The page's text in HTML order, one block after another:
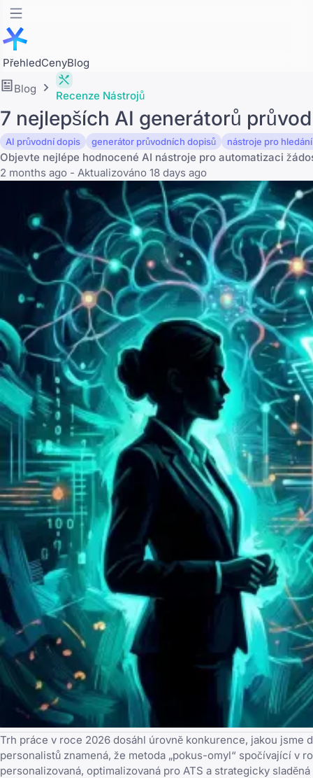
PřehledCenyBlog
Blog
Recenze Nástrojů
7 nejlepších AI generátorů
AI průvodní dopis generátor průvodních dopisů nástroje pro
Objevte nejlépe hodnocené AI nástroje pro automatizaci
2 months ago - Aktualizováno 18 days ago
Trh práce v roce 2026 dosáhl úrovně konkurence, jakou jsme
personalistů znamená, že metoda „pokus-omyl“ spočívající v
personalizovaná, optimalizovaná pro ATS a strategicky